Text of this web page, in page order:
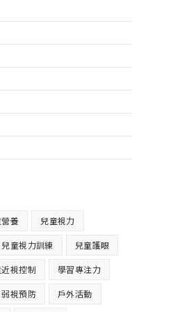
養 兒童視力
兒童視力訓練 兒童護眼
近視控制 學習專注力
弱視預防 戶外活動